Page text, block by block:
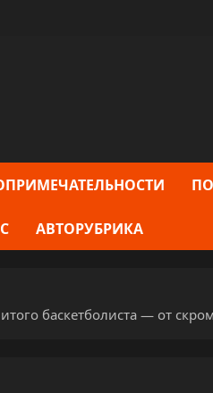
АВТОРУБРИКА
баскетболиста — от